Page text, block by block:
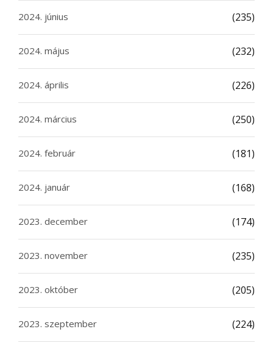
2024. június (235)
2024. május (232)
2024. április (226)
2024. március (250)
2024. február (181)
2024. január (168)
2023. december (174)
2023. november (235)
2023. október (205)
2023. szeptember (224)